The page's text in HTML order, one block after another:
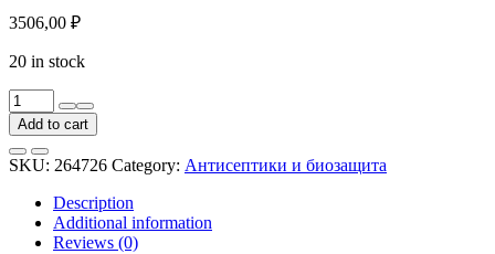
3506,00 ₽
20 in stock
Огнебиозащитный
состав
Woodmaster
Фенилакс
25
quantity
Add to cart
SKU: 264726 Category: Антисептики и биозащита
Description
Additional information
Reviews (0)